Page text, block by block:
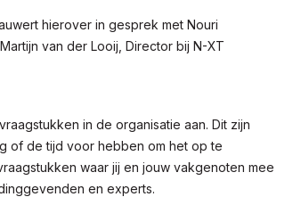
hierover in gesprek met Nouri
van der Looij, Director bij N-XT
in de organisatie aan. Dit zijn
of de tijd voor hebben om het op te
waar jij en jouw vakgenoten mee
en experts.